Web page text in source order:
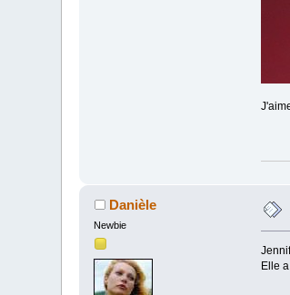
Danièle
Newbie
Elle